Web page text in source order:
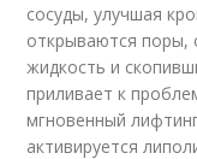
сосуды, улучшая
открываются поры,
жидкость и
приливает к
мгновенный
активируется